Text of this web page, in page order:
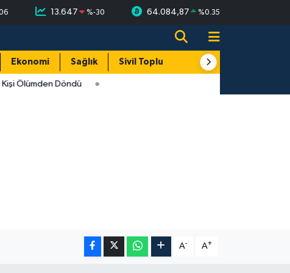
13.647 %-30 64.084,87 %0.35
Ekonomi Sağlık Sivil Toplum Turizm
Ölümden Döndü
A- A+